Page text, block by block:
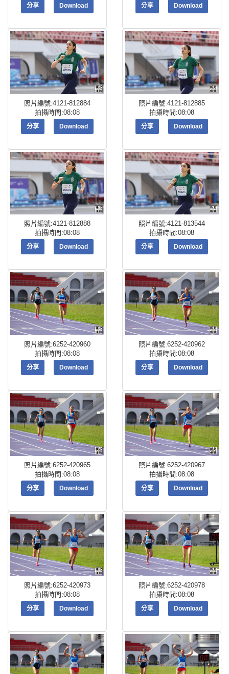
分享 Download 分享 Download
照片編號:4121-812884
拍攝時間:08:08
分享 Download
照片編號:4121-812885
拍攝時間:08:08
分享 Download
照片編號:4121-812888
拍攝時間:08:08
分享 Download
照片編號:4121-813544
拍攝時間:08:08
分享 Download
照片編號:6252-420960
拍攝時間:08:08
分享 Download
照片編號:6252-420962
拍攝時間:08:08
分享 Download
照片編號:6252-420965
拍攝時間:08:08
分享 Download
照片編號:6252-420967
拍攝時間:08:08
分享 Download
照片編號:6252-420973
拍攝時間:08:08
分享 Download
照片編號:6252-420978
拍攝時間:08:08
分享 Download